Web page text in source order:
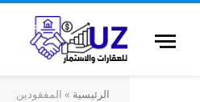
الرئيسية » المفقودين